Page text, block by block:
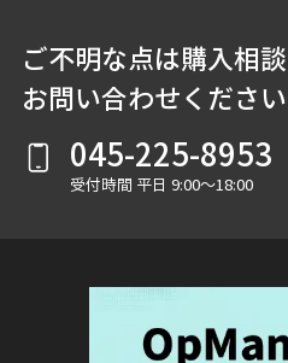
ご不明な点は購入相
お問い合わせください
045-225-8953
受付時間 平日 9:00～18:00